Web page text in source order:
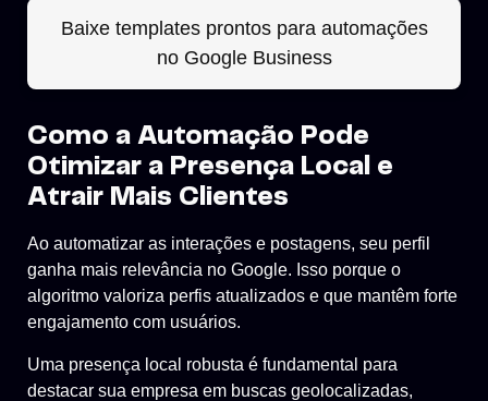
Baixe templates prontos para automações
no Google Business
Como a Automação Pode
Otimizar a Presença Local e
Atrair Mais Clientes
Ao automatizar as interações e postagens, seu perfil
ganha mais relevância no Google. Isso porque o
algoritmo valoriza perfis atualizados e que mantêm forte
engajamento com usuários.
Uma presença local robusta é fundamental para
destacar sua empresa em buscas geolocalizadas,